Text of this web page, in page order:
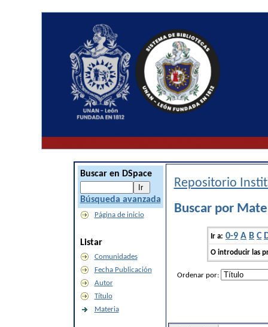
Buscar en DSpace
Búsqueda avanzada
Página de inicio
Listar
Comunidades
Fecha Publicación
Autor
Título
Materia
Repositorio
Buscar por
Ir a: 0-9 A B C
O introducir las
Ordenar por: